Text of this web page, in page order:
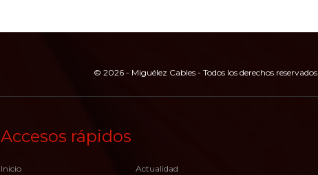
© 2026 - Miguélez Cables - Todos los derechos reservados
Accesos rápidos
Inicio
Actualidad